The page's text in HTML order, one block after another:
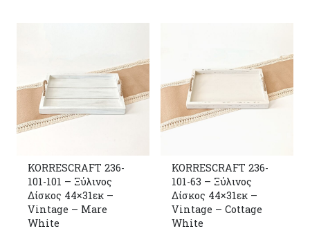
KORRESCRAFT 236-
101-101 – Ξύλινος
Δίσκος 44×31εκ –
Vintage – Mare
White
KORRESCRAFT 236-
101-63 – Ξύλινος
Δίσκος 44×31εκ –
Vintage – Cottage
White